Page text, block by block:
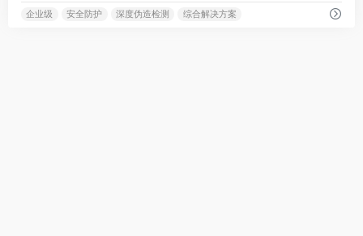
企业级 安全防护 深度伪造检测 综合解决方案